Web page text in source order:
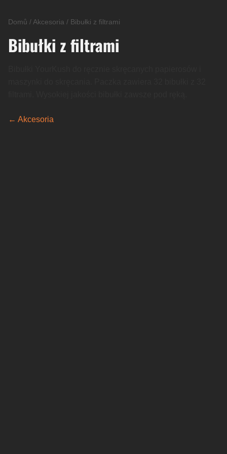
Domů / Akcesoria / Bibułki z filtrami
Bibułki z filtrami
← Akcesoria